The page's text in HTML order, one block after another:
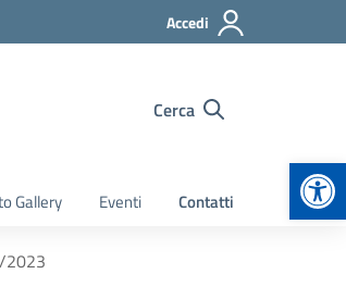
Accedi
Cerca
Gallery Eventi Contatti
2023